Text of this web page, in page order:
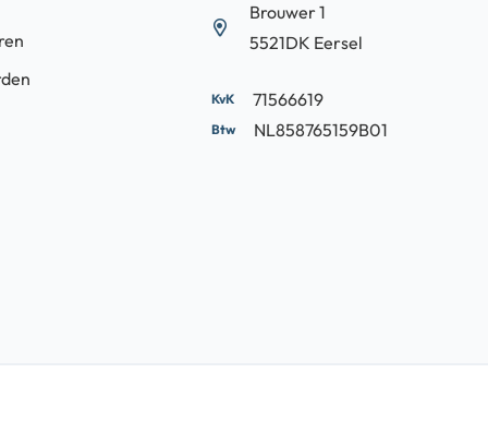
Brouwer 1
5521DK Eersel
71566619
NL858765159B01